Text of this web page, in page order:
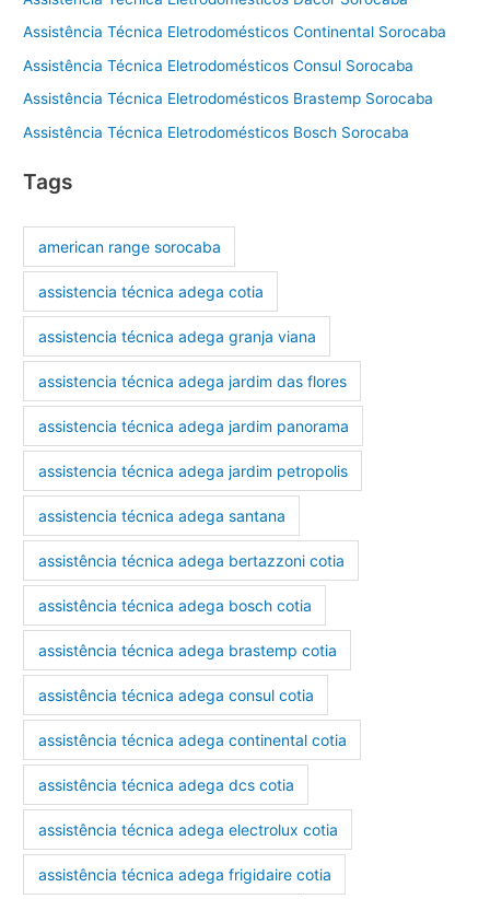
Assistência Técnica Eletrodomésticos Continental Sorocaba
Assistência Técnica Eletrodomésticos Consul Sorocaba
Assistência Técnica Eletrodomésticos Brastemp Sorocaba
Assistência Técnica Eletrodomésticos Bosch Sorocaba
Tags
american range sorocaba
assistencia técnica adega cotia
assistencia técnica adega granja viana
assistencia técnica adega jardim das flores
assistencia técnica adega jardim panorama
assistencia técnica adega jardim petropolis
assistencia técnica adega santana
assistência técnica adega bertazzoni cotia
assistência técnica adega bosch cotia
assistência técnica adega brastemp cotia
assistência técnica adega consul cotia
assistência técnica adega continental cotia
assistência técnica adega dcs cotia
assistência técnica adega electrolux cotia
assistência técnica adega frigidaire cotia